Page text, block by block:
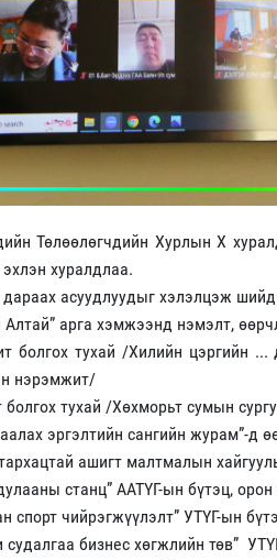
Төлөөлөгчдийн Хурлын X
хуралдлаа.
асуудлуудыг хэлэлцэж
Алтай” арга хэмжээнд нэмэлт,
болгох тухай /Хилийн цэргийн ...
нэрэмжит/
тухай /Хөхморьт сумын
эргэлтийн сангийн журам”-д
ашигт малтмалын
станц” ААТҮГ-ын бүтэц,
спорт чийрэгжүүлэлт” УТҮГ-ын
судалгаа бизнес хөгжлийн төв”